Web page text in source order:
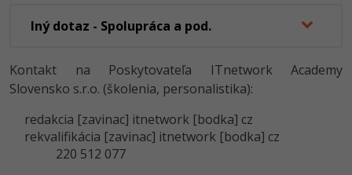
Iný dotaz - Spolupráca a pod.
Kontakt na Poskytovateľa ITnetwork Academy
Slovensko s.r.o. (školenia, personalistika):
redakcia [zavinac] itnetwork [bodka] cz
rekvalifikácia [zavinac] itnetwork [bodka] cz
220 512 077